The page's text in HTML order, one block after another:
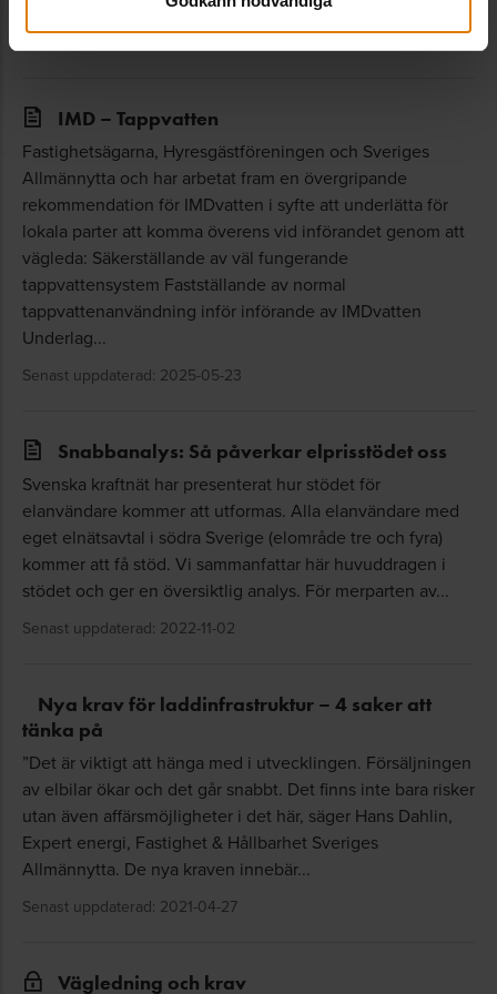
IMD – Tappvatten
Fastighetsägarna, Hyresgästföreningen och Sveriges
Allmännytta och har arbetat fram en övergripande
rekommendation för IMDvatten i syfte att underlätta för
lokala parter att komma överens vid införandet genom att
vägleda: Säkerställande av väl fungerande
tappvattensystem Fastställande av normal
tappvattenanvändning inför införande av IMDvatten
Underlag...
Senast uppdaterad: 2025-05-23
Snabbanalys: Så påverkar elprisstödet oss
Svenska kraftnät har presenterat hur stödet för
elanvändare kommer att utformas. Alla elanvändare med
eget elnätsavtal i södra Sverige (elområde tre och fyra)
kommer att få stöd. Vi sammanfattar här huvuddragen i
stödet och ger en översiktlig analys. För merparten av...
Senast uppdaterad: 2022-11-02
Nya krav för laddinfrastruktur – 4 saker att
tänka på
”Det är viktigt att hänga med i utvecklingen. Försäljningen
av elbilar ökar och det går snabbt. Det finns inte bara risker
utan även affärsmöjligheter i det här, säger Hans Dahlin,
Expert energi, Fastighet & Hållbarhet Sveriges
Allmännytta. De nya kraven innebär...
Senast uppdaterad: 2021-04-27
Vägledning och krav